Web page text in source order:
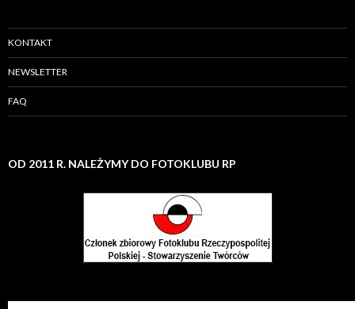
KONTAKT
NEWSLETTER
FAQ
OD 2011 R. NALEŻYMY DO FOTOKLUBU RP